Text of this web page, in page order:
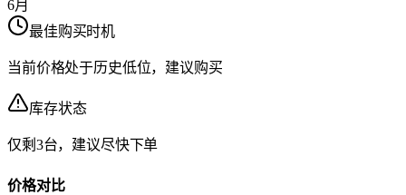
6月
最佳购买时机
当前价格处于历史低位，建议购买
库存状态
仅剩3台，建议尽快下单
价格对比